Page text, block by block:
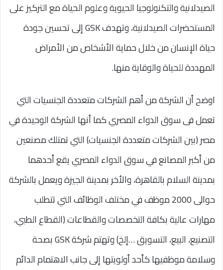
الصيدلانية والتكنولوجيا الحيوية وعلوم الحياة مع التركيز على
المستحضرات الصيدلانية، وتهدف GSK إلى تحسين جودة
حياة الإنسان من خلال حماية الأشخاص من الأمراض
المهددة للحياة والوقاية منها.
اوضح أن الشركة من أهم الشركات متعددة الجنسيات التي
تعمل فى سوق الدواء المصري كما أنها الشركة الوحيدة في
مصر (بين الشركات متعددة الجنسيات) التي تمتلك مصنعين
من أكبر المصانع في سوق الدواء المصري يقع أحدهما
بمدينة السلام بالقاهرة، والأخر بمدينة الجيزة ويعمل بالشركة
حوالى 2000 موظف في مختلف الوظائف التي تتطلب
مهارات عالية بكافة التخصصات والقطاعات (القطاع الطبي،
التصنيع، البيع، التسويق …إلخ) وتهتم شركة GSK بصحة
وسلامة موظفيها كأحد أولويتها إلى جانب الاهتمام الدائم